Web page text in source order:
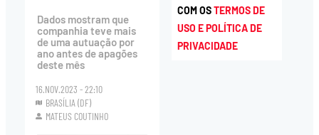
Dados mostram que
companhia teve mais
de uma autuação por
ano antes de apagões
deste mês
16.NOV.2023 - 22:10
BRASÍLIA (DF)
MATEUS COUTINHO
COM OSTERMOS DE
USO E POLÍTICA DE
PRIVACIDADE